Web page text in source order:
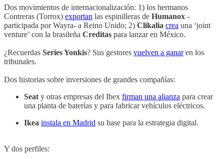
Dos movimientos de internacionalización: 1) los hermanos
Contreras (Torrox) exportan las espinilleras de Humanox -
participada por Wayra- a Reino Unido; 2) Clikalia crea una ‘joint
venture’ con la brasileña Creditas para lanzar en México.
¿Recuerdas Series Yonkis? Sus gestores vuelven a ganaren los
tribunales.
Dos historias sobre inversiones de grandes compañías:
Seat y otras empresas del Ibex firman una alianza para crear
una planta de baterías y para fabricar vehículos eléctricos.
Ikea instala en Madrid su base para la estrategia digital.
Y dos perfiles: